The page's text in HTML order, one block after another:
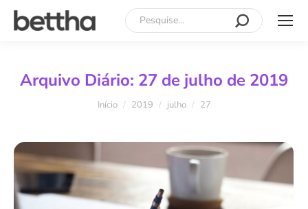
Search:
Arquivo Diário: 27 de julho de 2019
Você está aqui:
Início 2019 julho 27